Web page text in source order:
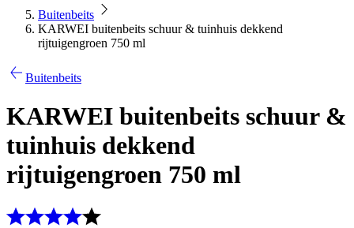
Buitenbeits
KARWEI buitenbeits schuur & tuinhuis dekkend
rijtuigengroen 750 ml
Buitenbeits
KARWEI buitenbeits schuur &
tuinhuis dekkend
rijtuigengroen 750 ml